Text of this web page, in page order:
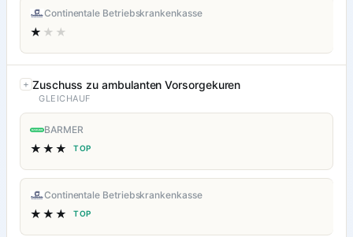
Continentale Betriebskrankenkasse
★ ★★
Zuschuss zu ambulanten Vorsorgekuren
GLEICHAUF
BARMER
★★★ TOP
Continentale Betriebskrankenkasse
★★★ TOP